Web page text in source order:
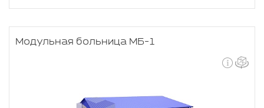
Модульная больница МБ-1